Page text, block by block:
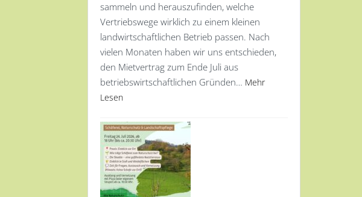
sammeln und herauszufinden, welche
Vertriebswege wirklich zu einem kleinen
landwirtschaftlichen Betrieb passen. Nach
vielen Monaten haben wir uns entschieden,
den Mietvertrag zum Ende Juli aus
betriebswirtschaftlichen Gründen… Mehr
Lesen